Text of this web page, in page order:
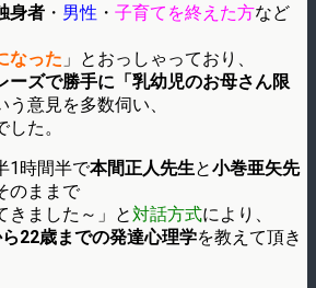
身者 ・ 男性 ・ 子育てを終えた方など
なった 」とおっしゃっており、
ーズで勝手に「乳幼児のお母さん限
う意見を多数伺い、
た。
1時間半で本間正人先生と小巻亜矢先
のままで
きました～」と対話方式により、
22歳までの発達心理学を教えて頂き